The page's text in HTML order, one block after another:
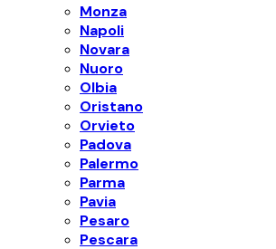
Monza
Napoli
Novara
Nuoro
Olbia
Oristano
Orvieto
Padova
Palermo
Parma
Pavia
Pesaro
Pescara